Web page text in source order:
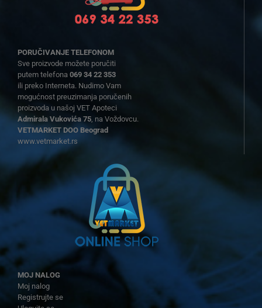
PORUČIVANJE TELEFONOM
Sve proizvode možete poručiti
putem telefona 069 34 22 353
ili preko Interneta. Nudimo Vam
mogućnost preuzimanja poručenih
proizvoda u našoj VET Apoteci
Admirala Vukovića 75, na Voždovcu.
VETMARKET DOO Beograd
www.vetmarket.rs
MOJ NALOG
Moj nalog
Registrujte se